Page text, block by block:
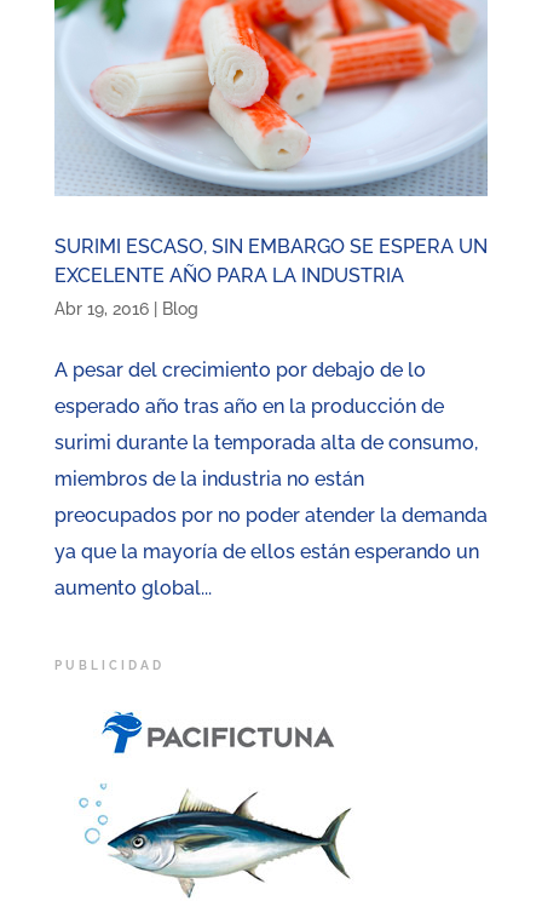
SURIMI ESCASO, SIN EMBARGO SE ESPERA UN
EXCELENTE AÑO PARA LA INDUSTRIA
Abr 19, 2016| Blog
A pesar del crecimiento por debajo de lo
esperado año tras año en la producción de
surimi durante la temporada alta de consumo,
miembros de la industria no están
preocupados por no poder atender la demanda
ya que la mayoría de ellos están esperando un
aumento global...